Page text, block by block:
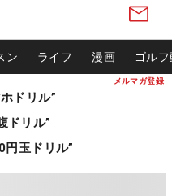
メルマガ登録
ン ライフ 漫画 ゴル
ドリル”
ドリル”
玉ドリル”